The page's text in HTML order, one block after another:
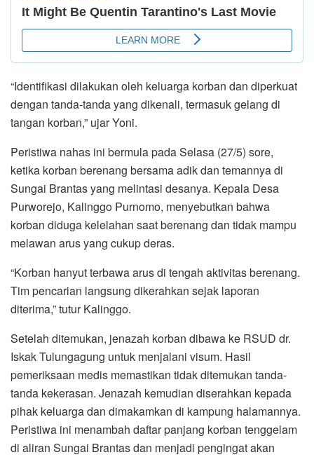
“Identifikasi dilakukan oleh keluarga korban dan diperkuat
dengan tanda-tanda yang dikenali, termasuk gelang di
tangan korban,” ujar Yoni.
Peristiwa nahas ini bermula pada Selasa (27/5) sore,
ketika korban berenang bersama adik dan temannya di
Sungai Brantas yang melintasi desanya. Kepala Desa
Purworejo, Kalinggo Purnomo, menyebutkan bahwa
korban diduga kelelahan saat berenang dan tidak mampu
melawan arus yang cukup deras.
“Korban hanyut terbawa arus di tengah aktivitas berenang.
Tim pencarian langsung dikerahkan sejak laporan
diterima,” tutur Kalinggo.
Setelah ditemukan, jenazah korban dibawa ke RSUD dr.
Iskak Tulungagung untuk menjalani visum. Hasil
pemeriksaan medis memastikan tidak ditemukan tanda-
tanda kekerasan. Jenazah kemudian diserahkan kepada
pihak keluarga dan dimakamkan di kampung halamannya.
Peristiwa ini menambah daftar panjang korban tenggelam
di aliran Sungai Brantas dan menjadi pengingat akan